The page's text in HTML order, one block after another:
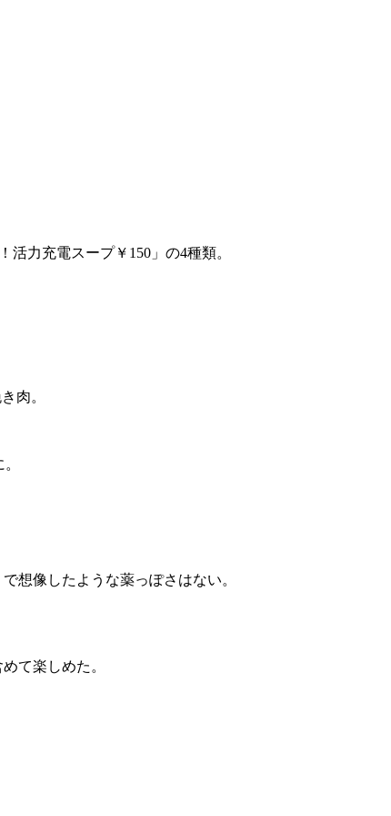
力充電スープ￥150」の4種類。
肉。
想像したような薬っぽさはない。
て楽しめた。